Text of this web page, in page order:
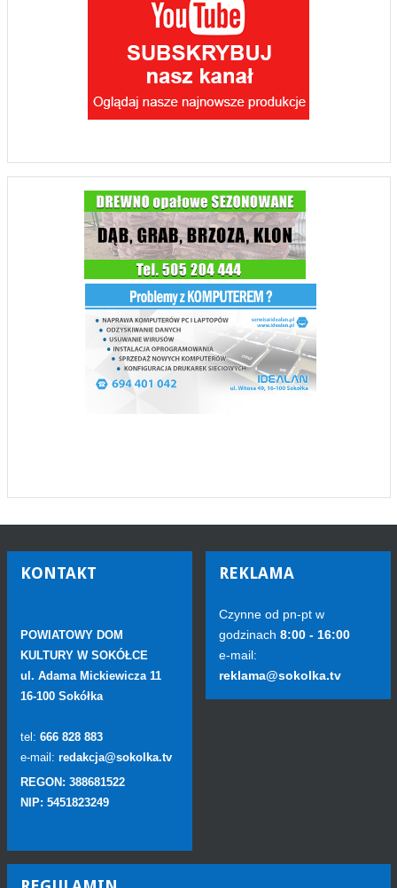
KONTAKT
POWIATOWY DOM
KULTURY W SOKÓŁCE
ul. Adama Mickiewicza 11
16-100 Sokółka
tel: 666 828 883
e-mail: redakcja@sokolka.tv
REGON: 388681522
NIP: 5451823249
REKLAMA
Czynne od pn-pt w
godzinach 8:00 - 16:00
e-mail:
reklama@sokolka.tv